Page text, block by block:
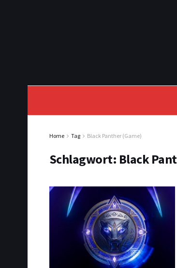
Home Tag Black Panther (Game)
Schlagwort: Black